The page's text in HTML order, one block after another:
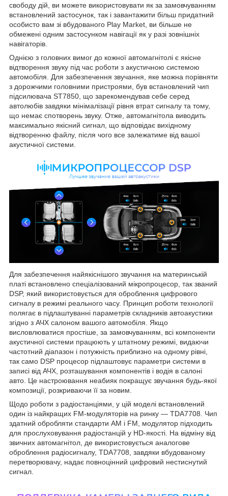
свободу дій, ви можете використовувати як за замовчуванням
встановлений застосунок, так і завантажити більш придатний
особисто вам зі вбудованого Play Market, ви більше не
обмежені одним застосунком навігації як у разі зовнішніх
навігаторів.
Однією з головних вимог до кожної автомагнітолі є якісне
відтворення звуку під час роботи з акустичною системою
автомобіля. Для забезпечення звучання, яке можна порівняти
з дорожчими головними пристроями, був встановлений чип
підсилювача ST7850, що зарекомендував себе серед
автолюбів завдяки мінімалізації рівня втрат сигналу та тому,
що немає спотворень звуку. Отже, автомагнітола виводить
максимально якісний сигнал, що відповідає вихідному
відтворенню файлу, після чого все залежатиме від вашої
акустичної системи.
Для забезпечення найякіснішого звучання на материнській
платі встановлено спеціалізований мікропроцесор, так званий
DSP, який використовується для оброблення цифрового
сигналу в режимі реального часу. Принцип роботи технології
полягає в підлаштуванні параметрів складників автоакустики
згідно з АЧХ салоном вашого автомобіля. Якщо
висловлюватися простіше, за замовчуванням, всі компоненти
акустичної системи працюють у штатному режимі, видаючи
частотний діапазон і потужність приблизно на одному рівні,
так само DSP процесор підлаштовує параметри системи в
записі від АЧХ, розташування компонентів і водія в салоні
авто. Це настроювання неабияк покращує звучання будь-якої
композиції, розкриваючи її за новим.
Щодо роботи з радіостанціями, у цій моделі встановлений
один із найкращих FM-модуляторів на ринку — TDA7708. Чип
здатний обробляти стандарти AM і FM, модулятор підходить
для прослуховування радіостанцій у HD-якості. На відміну від
звичних автомагнітол, де використовується аналогове
оброблення радіосигналу, TDA7708, завдяки вбудованому
перетворювачу, надає повноцінний цифровий нестиснутий
сигнал.